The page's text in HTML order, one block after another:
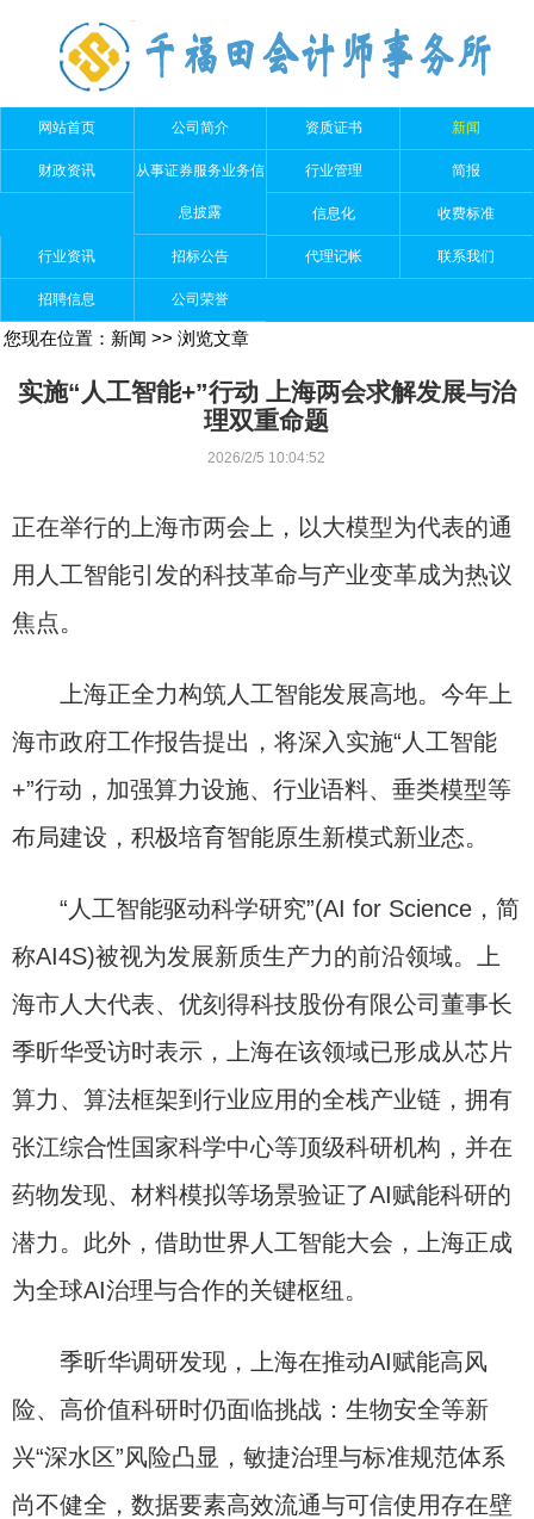
网站首页 公司简介 资质证书 新闻
财政资讯 从事证券服务业务信
息披露
行业管理 简报
信息化 收费标准
行业资讯 招标公告 代理记帐 联系我们
招聘信息 公司荣誉
您现在位置： 新闻 >> 浏览文章
实施“人工智能+”行动 上海两会求解发展与治
理双重命题
2026/2/5 10:04:52
正在举行的上海市两会上，以大模型为代表的通
用人工智能引发的科技革命与产业变革成为热议
焦点。
上海正全力构筑人工智能发展高地。今年上
海市政府工作报告提出，将深入实施“人工智能
+”行动，加强算力设施、行业语料、垂类模型等
布局建设，积极培育智能原生新模式新业态。
“人工智能驱动科学研究”(AI for Science，简
称AI4S)被视为发展新质生产力的前沿领域。上
海市人大代表、优刻得科技股份有限公司董事长
季昕华受访时表示，上海在该领域已形成从芯片
算力、算法框架到行业应用的全栈产业链，拥有
张江综合性国家科学中心等顶级科研机构，并在
药物发现、材料模拟等场景验证了AI赋能科研的
潜力。此外，借助世界人工智能大会，上海正成
为全球AI治理与合作的关键枢纽。
季昕华调研发现，上海在推动AI赋能高风
险、高价值科研时仍面临挑战：生物安全等新
兴“深水区”风险凸显，敏捷治理与标准规范体系
尚不健全，数据要素高效流通与可信使用存在壁